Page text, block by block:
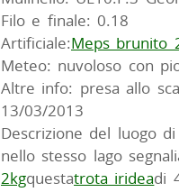
Filo e finale: 0.18
Artificiale:Meps brunito
Meteo: nuvoloso con
Altre info: presa allo
13/03/2013
Descrizione del luogo
nello stesso lago
2kgquestatrota irideadi